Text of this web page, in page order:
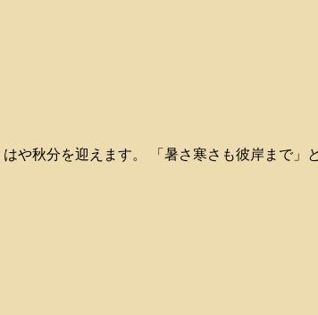
はや秋分を迎えます。 「暑さ寒さも彼岸まで